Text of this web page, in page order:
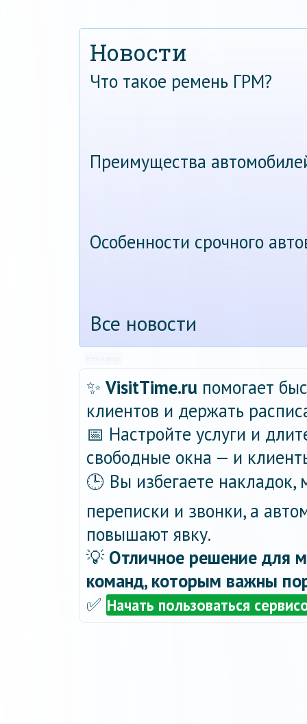
Новости
Что такое ремень ГРМ?
Преимущества
Особенности срочного
Все новости
✨ VisitTime.ru помогает
клиентов и держать
📅 Настройте услуги и
свободные окна — и
🕒 Вы избегаете
переписки и звонки, а
повышают явку.
💡 Отличное решение для
команд, которым важны
✅ Начать пользоваться